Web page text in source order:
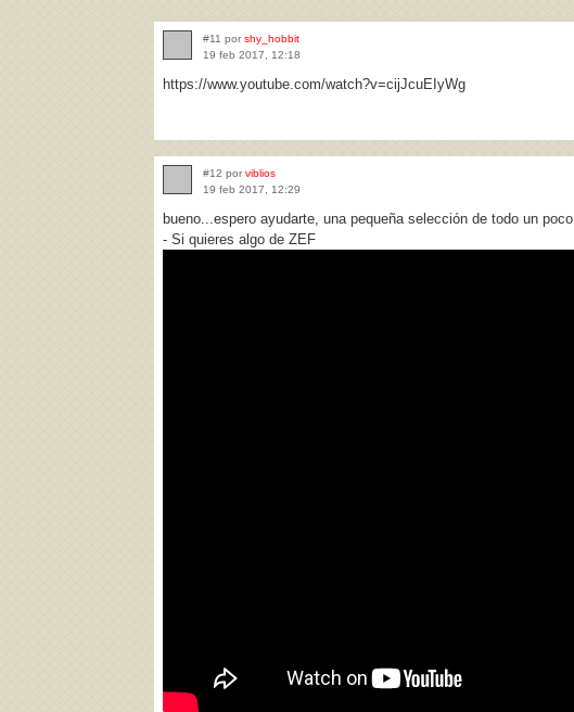
#11 por shy_hobbit
19 feb 2017, 12:18
https://www.youtube.com/watch?v=cijJcuEIyWg
#12 por viblios
19 feb 2017, 12:29
bueno...espero ayudarte, una pequeña selección de todo un poco
- Si quieres algo de ZEF